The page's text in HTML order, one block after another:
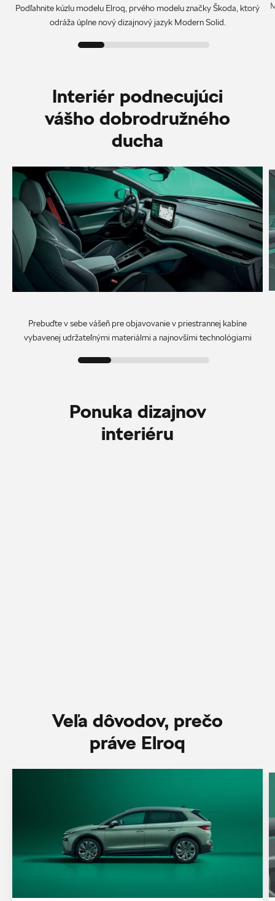
Podľahnite kúzlu modelu Elroq, prvého modelu značky Škoda, ktorý
odráža úplne nový dizajnový jazyk Modern Solid.
Interiér podnecujúci
vášho dobrodružného
ducha
Prebuďte v sebe vášeň pre objavovanie v priestrannej kabíne
vybavenej udržateľnými materiálmi a najnovšími technológiami
Ponuka dizajnov
interiéru
Veľa dôvodov, prečo
práve Elroq